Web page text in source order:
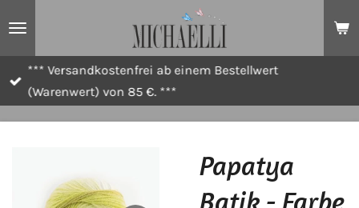
*** Versandkostenfrei ab einem Bestellwert
(Warenwert) von 85 €. ***
Papatya